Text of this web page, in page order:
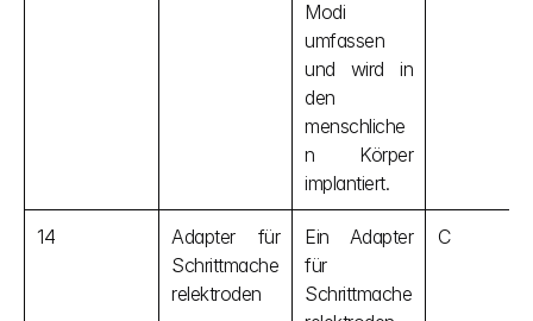
Modi
umfassen
und wird in
den
menschliche
n Körper
implantiert.
14
Adapter für
Schrittmache
relektroden
Ein Adapter
für
Schrittmache
C